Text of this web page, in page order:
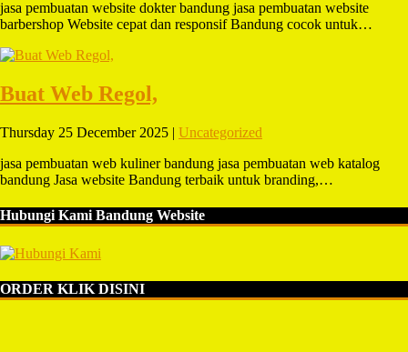
jasa pembuatan website dokter bandung jasa pembuatan website
barbershop Website cepat dan responsif Bandung cocok untuk…
Buat Web Regol,
Thursday 25 December 2025 | Uncategorized
jasa pembuatan web kuliner bandung jasa pembuatan web katalog
bandung Jasa website Bandung terbaik untuk branding,…
Hubungi Kami Bandung Website
ORDER KLIK DISINI